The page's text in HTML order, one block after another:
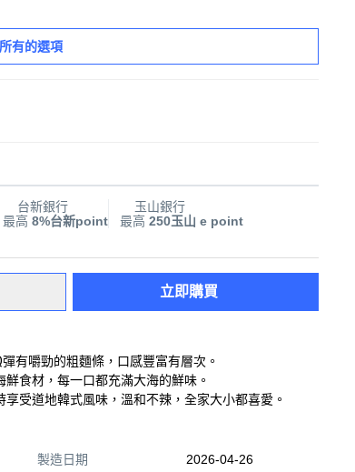
有的選項
台新銀行
最高 8%台新point
玉山銀行
最高 250玉山 e point
立即購買
有嚼勁的粗麵條，口感豐富有層次。
食材，每一口都充滿大海的鮮味。
受道地韓式風味，溫和不辣，全家大小都喜愛。
製造日期
2026-04-26